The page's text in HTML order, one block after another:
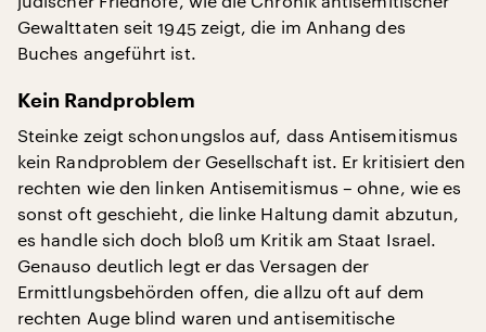
Gewalttaten seit 1945 zeigt, die im Anhang des
Buches angeführt ist.
Kein Randproblem
Steinke zeigt schonungslos auf, dass Antisemitismus
kein Randproblem der Gesellschaft ist. Er kritisiert den
rechten wie den linken Antisemitismus – ohne, wie es
sonst oft geschieht, die linke Haltung damit abzutun,
es handle sich doch bloß um Kritik am Staat Israel.
Genauso deutlich legt er das Versagen der
Ermittlungsbehörden offen, die allzu oft auf dem
rechten Auge blind waren und antisemitische